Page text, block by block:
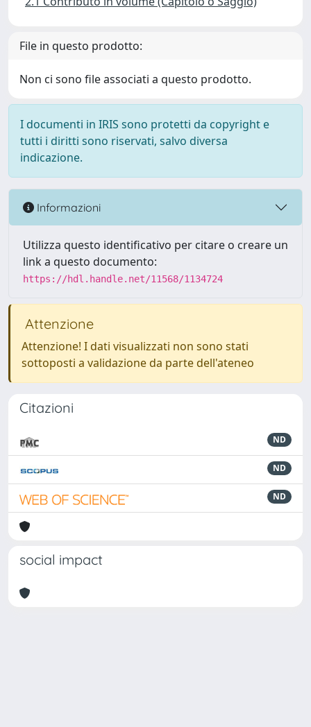
File in questo prodotto:
Non ci sono file associati a questo prodotto.
I documenti in IRIS sono protetti da copyright e
tutti i diritti sono riservati, salvo diversa
indicazione.
Informazioni
Utilizza questo identificativo per citare o creare un
link a questo documento:
https://hdl.handle.net/11568/1134724
Attenzione
Attenzione! I dati visualizzati non sono stati
sottoposti a validazione da parte dell'ateneo
Citazioni
ND
ND
ND
social impact